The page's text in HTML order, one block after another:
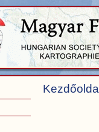
Kezdőoldal